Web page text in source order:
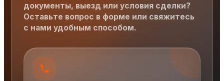
документы, выезд или условия сделки?
Оставьте вопрос в форме или свяжитесь
с нами удобным способом.